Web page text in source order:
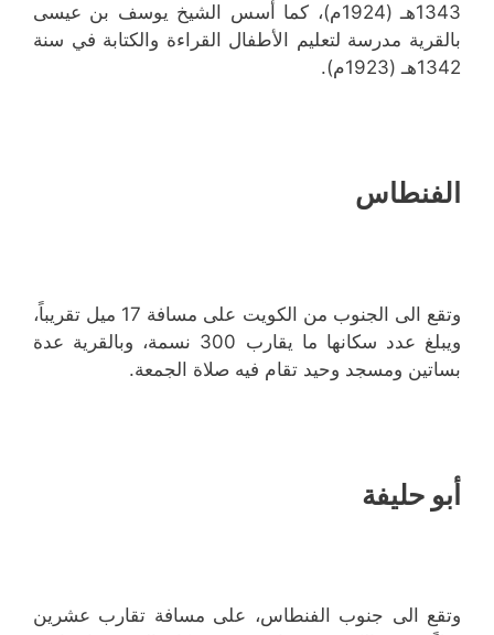
1343هـ (1924م)، كما أسس الشيخ يوسف بن عيسى
بالقرية مدرسة لتعليم الأطفال القراءة والكتابة في سنة
1342هـ (1923م).
الفنطاس
وتقع الى الجنوب من الكويت على مسافة 17 ميل تقريباً،
ويبلغ عدد سكانها ما يقارب 300 نسمة، وبالقرية عدة
بساتين ومسجد وحيد تقام فيه صلاة الجمعة.
أبو حليفة
وتقع الى جنوب الفنطاس، على مسافة تقارب عشرين